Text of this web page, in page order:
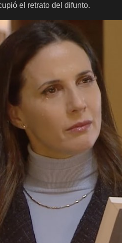
el retrato del difunto.